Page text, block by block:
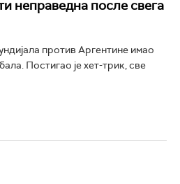
неправедна после свега
против Аргентине имао
Постигао је хет-трик, све